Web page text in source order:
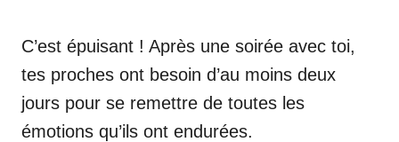
C’est épuisant ! Après une soirée avec toi,
tes proches ont besoin d’au moins deux
jours pour se remettre de toutes les
émotions qu’ils ont endurées.